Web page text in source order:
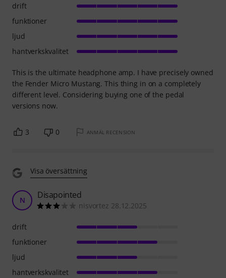
This is the ultimate headphone amp. I have precisely owned
the Fender Micro Mustang. This thing in on a completely
different level. Considering buying one of the pedal
versions now.
drift
funktioner
ljud
hantverkskvalitet
3 0 ANMÄL RECENSION
Visa översättning
N Disapointed
nisvortez 28.12.2025
drift
funktioner
ljud
hantverkskvalitet